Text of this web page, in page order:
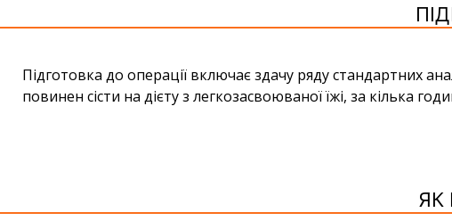
Підготовка до операції включає здачу ряду стандартних
повинен сісти на дієту з легкозасвоюваної їжі, за кілька
ЯК